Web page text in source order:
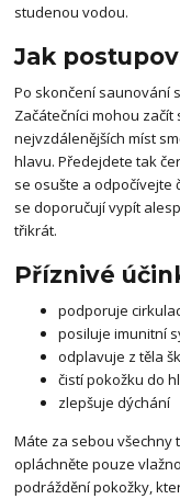
studenou vodou.
Jak
Po skončení saunování
Začátečníci mohou
nejvzdálenějších míst
hlavu. Předejdete tak
se osušte a odpočívejte
se doporučují vypít
třikrát.
Příznivé
podporuje
posiluje imunitní
odplavuje z těla
čistí pokožku do
zlepšuje dýchání
Máte za sebou všechny
opláchněte pouze
podráždění pokožky,